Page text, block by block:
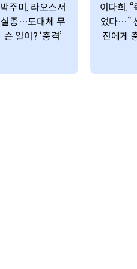
박주미, 라오스서
실종…도대체 무
슨 일이? ‘충격’
이다희,
었다…”
진에게